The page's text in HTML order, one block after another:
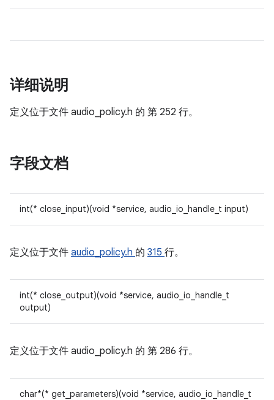
详细说明
定义位于文件 audio_policy.h 的 第 252 行。
字段文档
int(* close_input)(void *service, audio_io_handle_t input)
定义位于文件 audio_policy.h 的 315 行。
int(* close_output)(void *service, audio_io_handle_t
output)
定义位于文件 audio_policy.h 的 第 286 行。
char*(* get_parameters)(void *service, audio_io_handle_t